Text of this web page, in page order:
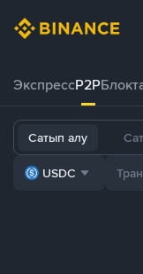
ЭкспрессP2P
Сатып алу
USDC